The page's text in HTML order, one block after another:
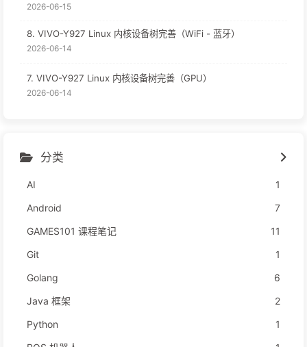
2026-06-15
8. VIVO-Y927 Linux 内核设备树完善（WiFi - 蓝牙）
2026-06-14
7. VIVO-Y927 Linux 内核设备树完善（GPU）
2026-06-14
分类
AI
1
Android
7
GAMES101 课程笔记
11
Git
1
Golang
6
Java 框架
2
Python
1